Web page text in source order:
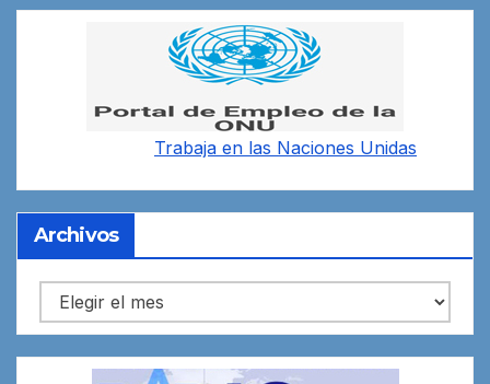
Trabaja en las Naciones Unidas
Archivos
Archivos